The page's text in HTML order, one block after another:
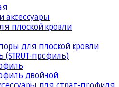
аксессуары
плоской кровли
для плоской кровли
профиль)
двойной